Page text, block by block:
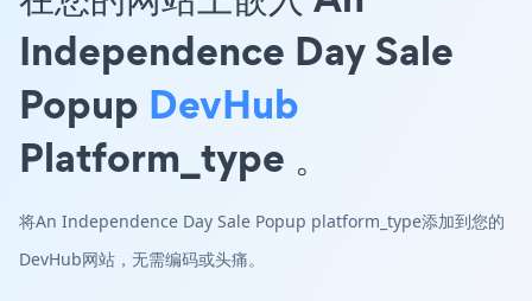
Independence Day Sale
Popup DevHub
Platform_type 。
将An Independence Day Sale Popup platform_type添加到您的
DevHub网站，无需编码或头痛。